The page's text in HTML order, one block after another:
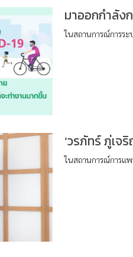
มาออกกำลัง
ในสถานการณ์การร
‘วรภัทร์ ภู่เจ
ในสถานการณ์การแ